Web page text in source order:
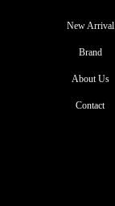
New Arrival
Brand
About Us
Contact